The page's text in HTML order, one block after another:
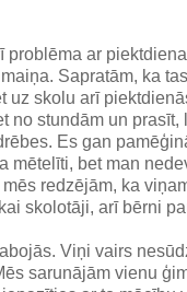
problēma ar
Sapratām, ka
uz skolu arī
no stundām un prasīt,
Es gan
mētelīti, bet man
redzējām, ka
skolotāji, arī bērni
Viņi vairs
sarunājām vienu